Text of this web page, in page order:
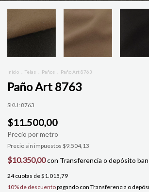
Inicio Telas Paños Paño Art 8763
Paño Art 8763
SKU: 8763
$11.500,00
Precio sin impuestos $9.504,13
$10.350,00con Transferencia o depósito
24 cuotas de$1.015,79
10% de descuentopagando con Transferencia o